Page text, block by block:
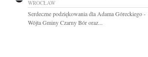
WROCŁAW
Serdeczne podziękowania dla Adama Góreckiego -
Wójta Gminy Czarny Bór oraz...